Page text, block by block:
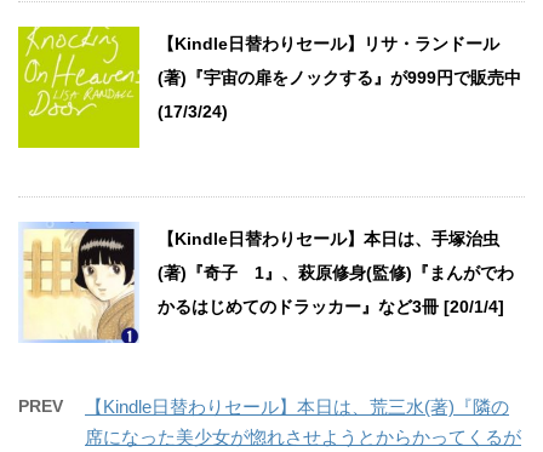
【Kindle日替わりセール】リサ・ランドール
(著)『宇宙の扉をノックする』が999円で販売中
(17/3/24)
【Kindle日替わりセール】本日は、手塚治虫
(著)『奇子 1』、萩原修身(監修)『まんがでわ
かるはじめてのドラッカー』など3冊 [20/1/4]
PREV
【Kindle日替わりセール】本日は、荒三水(著)『隣の
席になった美少女が惚れさせようとからかってくるが